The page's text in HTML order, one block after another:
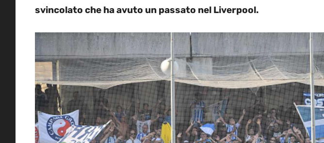
svincolato che ha avuto un passato nel Liverpool.